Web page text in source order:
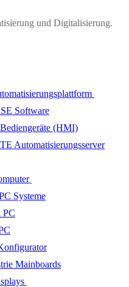
und Digitalisierung.
Software
(HMI)
Automatisierungsserver
Systeme
PC
Mainboards